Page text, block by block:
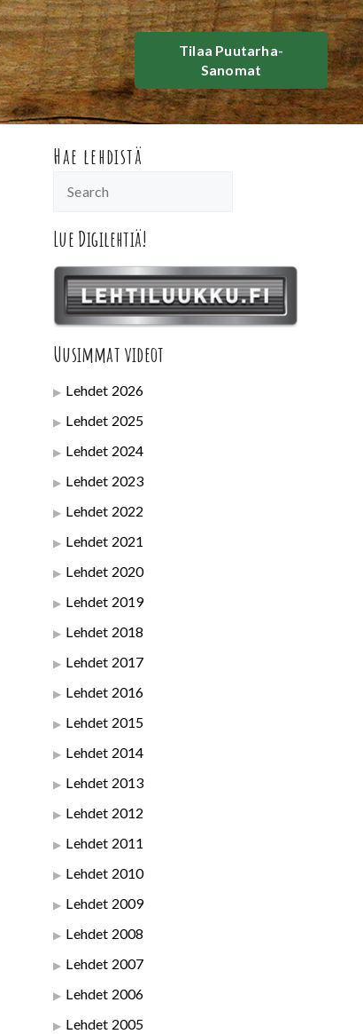
Tilaa Puutarha-
Sanomat
Hae lehdistä
Lue Digilehtiä!
Uusimmat videot
Lehdet 2026
Lehdet 2025
Lehdet 2024
Lehdet 2023
Lehdet 2022
Lehdet 2021
Lehdet 2020
Lehdet 2019
Lehdet 2018
Lehdet 2017
Lehdet 2016
Lehdet 2015
Lehdet 2014
Lehdet 2013
Lehdet 2012
Lehdet 2011
Lehdet 2010
Lehdet 2009
Lehdet 2008
Lehdet 2007
Lehdet 2006
Lehdet 2005